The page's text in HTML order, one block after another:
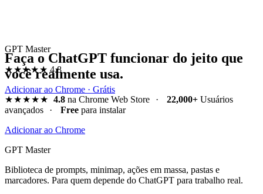
GPT Master
★★★★★ 4.8
Adicionar ao Chrome · Grátis
Faça o ChatGPT funcionar do jeito que
você realmente usa.
★★★★★ 4.8na Chrome Web Store · 22,000+Usuários
avançados
· Free para instalar
Adicionar ao Chrome
GPT Master
Biblioteca de prompts, minimap, ações em massa, pastas e
marcadores. Para quem depende do ChatGPT para trabalho real.